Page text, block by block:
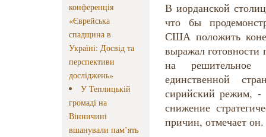
конференція
«Єврейська
спадщина в
Україні: Досвід та
перспективи
досліджень»
У Теплицькій
громаді на
Вінничині
вшанували пам’ять
В иорданской
что бы
США положить
выражал готовности
на решительное
единственной
сирийский режим,
снижение
причин, отмечает он.